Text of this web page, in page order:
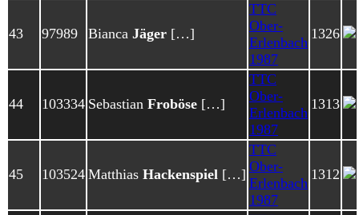
43 97989 Bianca Jäger […]
TTC
Ober-
Erlenbach
1987
1326
44 103334 Sebastian Froböse […]
TTC
Ober-
Erlenbach
1987
1313
45 103524 Matthias Hackenspiel […]
TTC
Ober-
Erlenbach
1987
1312